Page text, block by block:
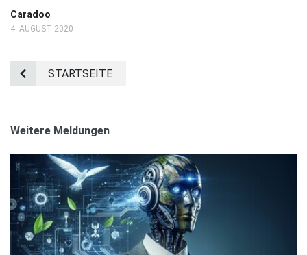
Caradoo
4. AUGUST 2020
STARTSEITE
Weitere Meldungen